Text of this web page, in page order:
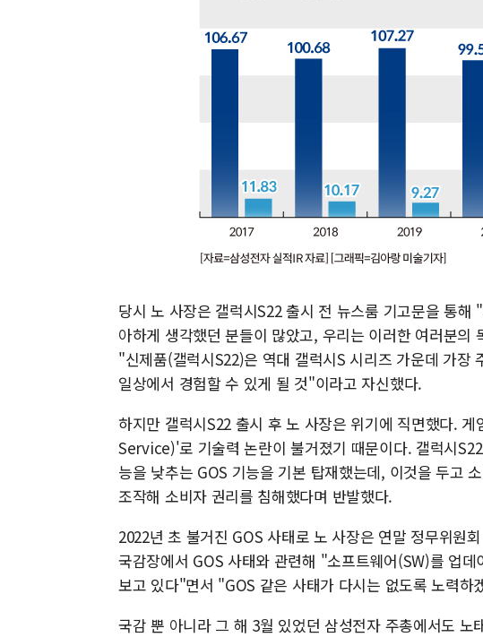
당시 노 사장은 갤럭시S22 출시 전 뉴스룸 기고문을 통
아하게 생각했던 분들이 많았고, 우리는 이러한 여러분
"신제품(갤럭시S22)은 역대 갤럭시S 시리즈 가운데 가장
일상에서 경험할 수 있게 될 것"이라고 자신했다.
하지만 갤럭시S22 출시 후 노 사장은 위기에 직면했다.
Service)'로 기술력 논란이 불거졌기 때문이다. 갤럭시
능을 낮추는 GOS 기능을 기본 탑재했는데, 이것을 두고
조작해 소비자 권리를 침해했다며 반발했다.
2022년 초 불거진 GOS 사태로 노 사장은 연말 정무위원
국감장에서 GOS 사태와 관련해 "소프트웨어(SW)를 업
보고 있다"면서 "GOS 같은 사태가 다시는 없도록 노력하
국감 뿐 아니라 그 해 3월 있었던 삼성전자 주총에서도